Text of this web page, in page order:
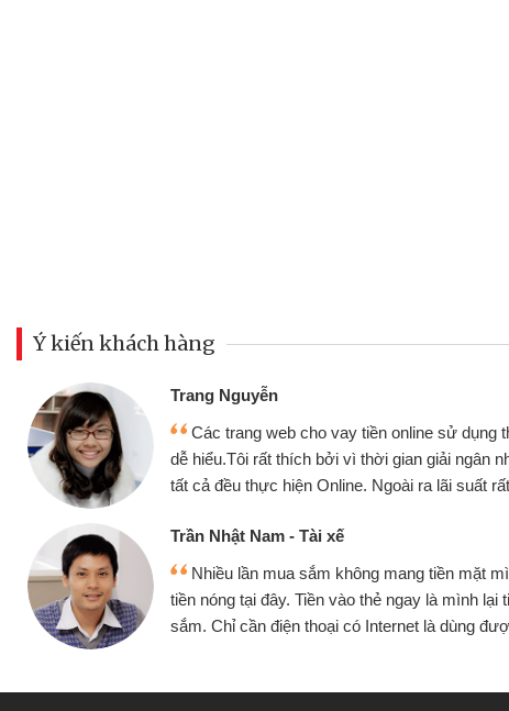
Ý kiến khách hàng
thân thiện,
chóng
tốt
đều vay
tiếp tục mua
Đoàn Hữu Cảnh
Mình cần tiền gấp nên định
nhưng thật may đã có gói vay
không cần gặp mặt nên rất tiện
Tôi kinh doanh buôn bán nhỏ
hàng, nhờ biết đến website qua
quyết được công việc của mình